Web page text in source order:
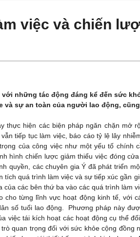
việc và chiến
những tác động đáng kể đến sức
và sự an toàn của người lao động,
thực hiện các biện pháp ngăn chặn mở
tiếp tục làm việc, báo cáo tỷ lệ lây
của công việc như một yếu tố chính
hình chiến lược giảm thiểu việc đóng
quyền, các chuyên gia Ý đã phát triển
tích quá trình làm việc và sự tiếp xúc gần
các bên thứ ba vào các quá trình làm
từng lĩnh vực hoạt động kinh tế, với
số tuổi lao động. Phương pháp này
việc tái kích hoạt các hoạt động cụ thể
quan trọng đối với sức khỏe cộng đồng